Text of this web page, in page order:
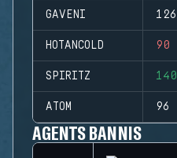
GAVENI 126
HOTANCOLD 90
SPIRITZ 140
ATOM 96
AGENTS BANNIS